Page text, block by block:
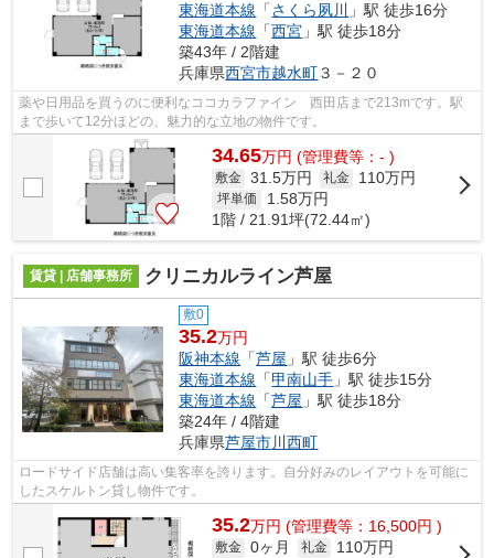
東海道本線 「さくら夙川
」駅 徒歩16分
東海道本線 「西宮 」駅 徒歩18分
築43年 / 2階建
兵庫県西宮市越水町３－２０
薬や日用品を買うのに便利なココカラファイン 西田店まで213mです。駅
まで歩いて12分ほどの、魅力的な立地の物件です。
34.65万円 (管理費等：- )
敷金 31.5万円 礼金 110万円
坪単価 1.58万円
1階 / 21.91坪(72.44㎡)
賃貸 | 店舗事務所 クリニカルライン芦屋
敷0
35.2万円
阪神本線 「芦屋 」駅 徒歩6分
東海道本線 「甲南山手 」駅 徒歩15分
東海道本線 「芦屋 」駅 徒歩18分
築24年 / 4階建
兵庫県芦屋市川西町
ロードサイド店舗は高い集客率を誇ります。自分好みのレイアウトを可能に
したスケルトン貸し物件です。
35.2万円 (管理費等：16,500円 )
敷金 0ヶ月 礼金 110万円